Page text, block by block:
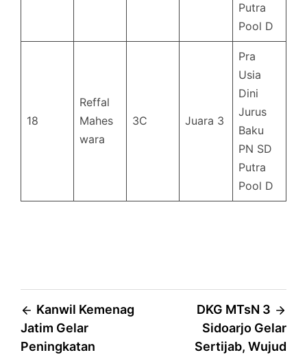
Putra
Pool D
18
Reffal
Mahes
wara
3C Juara 3
Pra
Usia
Dini
Jurus
Baku
PN SD
Putra
Pool D
Post
navigation
Kanwil Kemenag
Jatim Gelar
Peningkatan
DKG MTsN 3
Sidoarjo Gelar
Sertijab, Wujud